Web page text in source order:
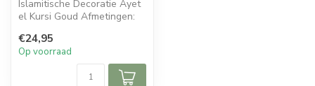
Islamitische Decoratie Ayet
el Kursi Goud Afmetingen:
€24,95
Op voorraad